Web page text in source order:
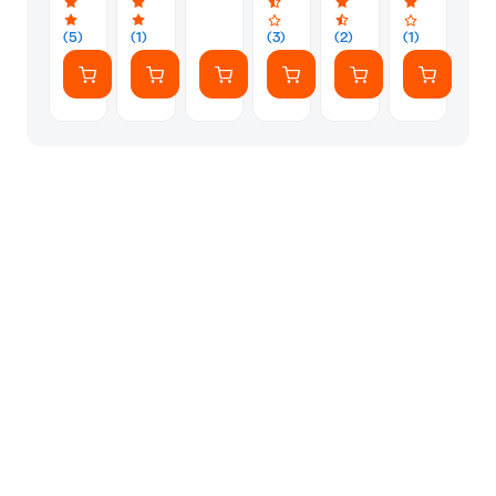
45mm
F3.5-
5.6
OIS
PZ -
Ασημί
(5)
Μπαταρία
για
Drone
(1)
50mm
-
Μαύρο
(3)
+
Θήκη
φόρτισης
(2)
Grey
(1)